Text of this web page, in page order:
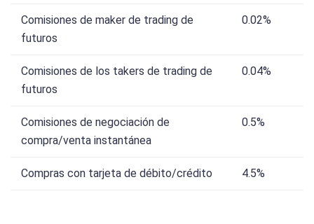
Comisiones de maker de trading de
futuros
0.02%
Comisiones de los takers de trading de
futuros
0.04%
Comisiones de negociación de
compra/venta instantánea
0.5%
Compras con tarjeta de débito/crédito 4.5%